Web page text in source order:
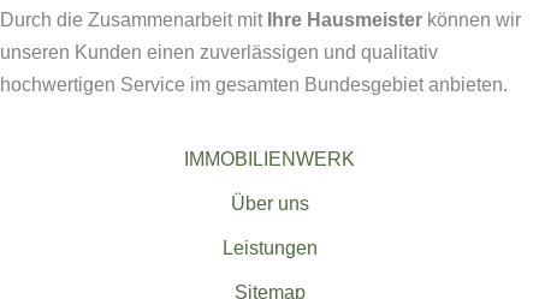
Durch die Zusammenarbeit mit Ihre Hausmeister können wir
unseren Kunden einen zuverlässigen und qualitativ
hochwertigen Service im gesamten Bundesgebiet anbieten.
IMMOBILIENWERK
Über uns
Leistungen
Sitemap